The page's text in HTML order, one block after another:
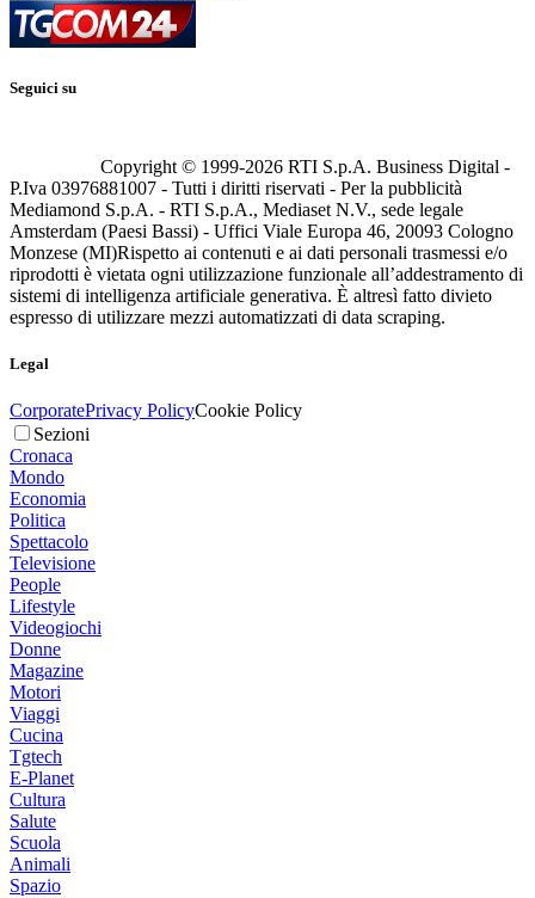
Seguici su
Copyright © 1999-2026 RTI S.p.A. Business Digital -
P.Iva 03976881007 - Tutti i diritti riservati - Per la pubblicità
Mediamond S.p.A. - RTI S.p.A., Mediaset N.V., sede legale
Amsterdam (Paesi Bassi) - Uffici Viale Europa 46, 20093 Cologno
Monzese (MI)Rispetto ai contenuti e ai dati personali trasmessi e/o
riprodotti è vietata ogni utilizzazione funzionale all’addestramento di
sistemi di intelligenza artificiale generativa. È altresì fatto divieto
espresso di utilizzare mezzi automatizzati di data scraping.
Legal
CorporatePrivacy PolicyCookie Policy
Sezioni
Cronaca
Mondo
Economia
Politica
Spettacolo
Televisione
People
Lifestyle
Videogiochi
Donne
Magazine
Motori
Viaggi
Cucina
Tgtech
E-Planet
Cultura
Salute
Scuola
Animali
Spazio